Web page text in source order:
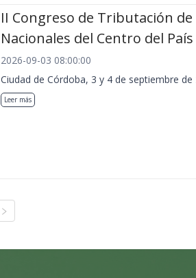
II Congreso de Tributación
Nacionales del Centro del País
2026-09-03 08:00:00
Ciudad de Córdoba, 3 y 4 de septiembre de
Leer más